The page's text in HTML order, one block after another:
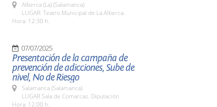
Alberca (La) (Salamanca)
LUGAR: Teatro Municipal de La Alberca.
Hora: 12:30 h.
07/07/2025
Presentación de la campaña de
prevención de adicciones, Sube de
nivel, No de Riesgo
Salamanca (Salamanca)
LUGAR Sala de Comarcas. Diputación
Hora: 12:00 h.